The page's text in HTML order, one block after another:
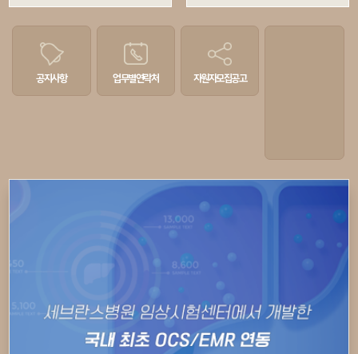
공지사항 업무별연락처 자원자모집공고